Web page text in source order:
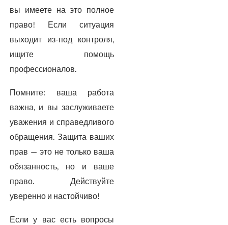
вы имеете на это полное
право! Если ситуация
выходит из-под контроля,
ищите помощь
профессионалов.
Помните: ваша работа
важна, и вы заслуживаете
уважения и справедливого
обращения. Защита ваших
прав — это не только ваша
обязанность, но и ваше
право. Действуйте
уверенно и настойчиво!
Если у вас есть вопросы